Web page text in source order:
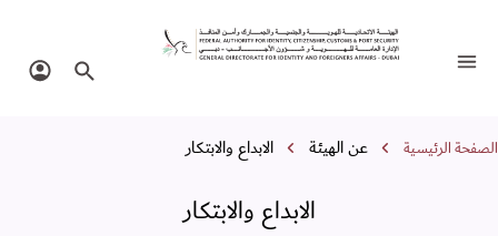
الابداع والابتكار
تبديل التنقل البحث في
مسار التنقل
الصفحة الرئيسية عن الهيئة الابداع والابتكار
الابداع والابتكار